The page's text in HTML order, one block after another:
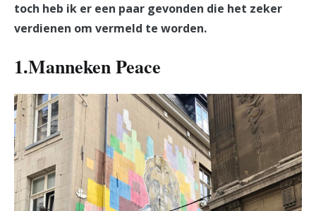
toch heb ik er een paar gevonden die het zeker
verdienen om vermeld te worden.
1.Manneken Peace